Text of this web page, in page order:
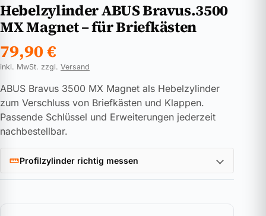
Hebelzylinder ABUS Bravus.3500
MX Magnet – für Briefkästen
79,90€
inkl. MwSt. zzgl. Versand
ABUS Bravus 3500 MX Magnet als Hebelzylinder
zum Verschluss von Briefkästen und Klappen.
Passende Schlüssel und Erweiterungen jederzeit
nachbestellbar.
Profilzylinder richtig messen